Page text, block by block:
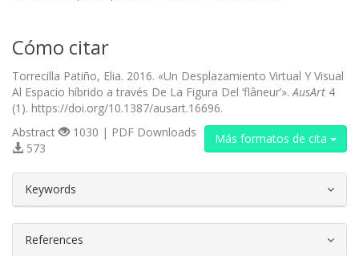
Cómo citar
Torrecilla Patiño, Elia. 2016. «Un Desplazamiento Virtual Y Visual
Al Espacio híbrido a través De La Figura Del ’flâneur’». AusArt 4
(1). https://doi.org/10.1387/ausart.16696.
Más formatos de cita
Abstract
1030 | PDF Downloads
573
Keywords
References